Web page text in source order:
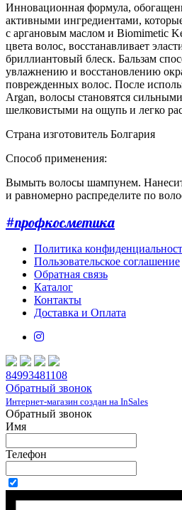
Инновационная формула,
активными ингредиентами,
с аргановым маслом и Biomimetic
цвета волос, восстанавливает
бриллиантовый блеск. Бальзам
увлажнению и восстановлению
поврежденных волос. После
Argan, волосы становятся
шелковистыми на ощупь и легко
Страна изготовитель Болгария
Способ применения:
Вымыть волосы шампунем.
и равномерно распределите по
#профкосметика
Политика
Пользовательское соглашение
Обратная связь
Каталог
Контакты
Доставка и Оплата
84993481108
Обратный звонок
Интернет-магазин создан на InSales
Обратный звонок
Имя
Телефон